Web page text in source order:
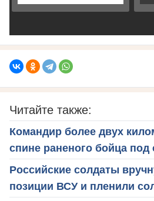
Читайте также:
Командир более двух
спине раненого бойца
Российские солдаты
позиции ВСУ и пленили